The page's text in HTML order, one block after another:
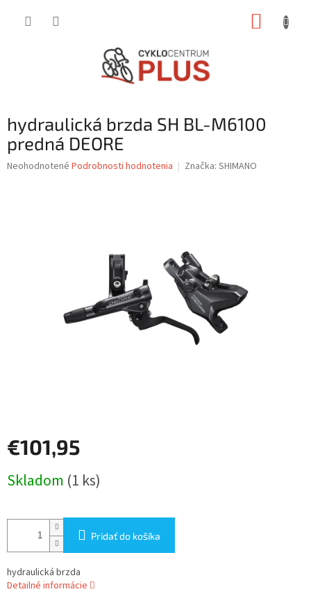
hydraulická brzda SH BL-M6100
predná DEORE
Priemerné
Neohodnotené Podrobnosti hodnotenia Značka: SHIMANO
€101,95
cena:
Skladom (1 ks)
Pridať do košíka
hydraulická brzda
Detailné informácie